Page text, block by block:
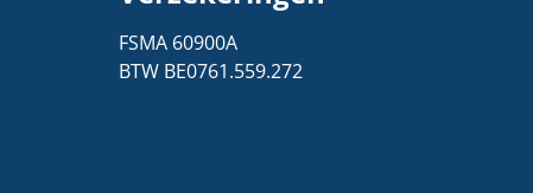
FSMA 60900A
BTW BE0761.559.272